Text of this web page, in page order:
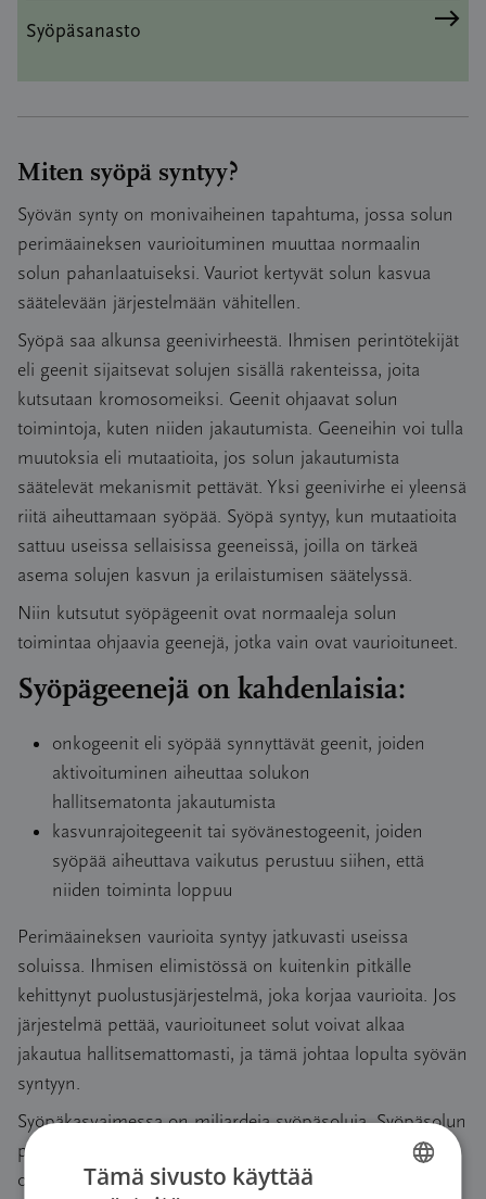
Syöpäsanasto
Miten syöpä syntyy?
Syövän synty on monivaiheinen tapahtuma, jossa solun
perimäaineksen vaurioituminen muuttaa normaalin
solun pahanlaatuiseksi. Vauriot kertyvät solun kasvua
säätelevään järjestelmään vähitellen.
Syöpä saa alkunsa geenivirheestä. Ihmisen perintötekijät
eli geenit sijaitsevat solujen sisällä rakenteissa, joita
kutsutaan kromosomeiksi. Geenit ohjaavat solun
toimintoja, kuten niiden jakautumista. Geeneihin voi tulla
muutoksia eli mutaatioita, jos solun jakautumista
säätelevät mekanismit pettävät. Yksi geenivirhe ei yleensä
riitä aiheuttamaan syöpää. Syöpä syntyy, kun mutaatioita
sattuu useissa sellaisissa geeneissä, joilla on tärkeä
asema solujen kasvun ja erilaistumisen säätelyssä.
Niin kutsutut syöpägeenit ovat normaaleja solun
toimintaa ohjaavia geenejä, jotka vain ovat vaurioituneet.
Syöpägeenejä on kahdenlaisia:
onkogeenit eli syöpää synnyttävät geenit, joiden
aktivoituminen aiheuttaa solukon
hallitsematonta jakautumista
kasvunrajoitegeenit tai syövänestogeenit, joiden
syöpää aiheuttava vaikutus perustuu siihen, että
niiden toiminta loppuu
Perimäaineksen vaurioita syntyy jatkuvasti useissa
soluissa. Ihmisen elimistössä on kuitenkin pitkälle
kehittynyt puolustusjärjestelmä, joka korjaa vaurioita. Jos
järjestelmä pettää, vaurioituneet solut voivat alkaa
jakautua hallitsemattomasti, ja tämä johtaa lopulta syövän
syntyyn.
Syöpäkasvaimessa on miljardeja syöpäsoluja. Syöpäsolun
pitää jakautua monta tuhatta kertaa, ennen kuin kasvain
on edes herneen kokoinen. Niinpä saattaa kestää vuosia,
Tämä sivusto käyttää